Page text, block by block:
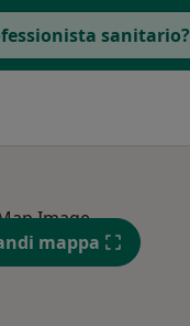
sanitario?
mappa